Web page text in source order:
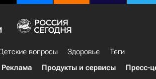
вопросы Здоровье
Теги
Реклама Продукты и сервисы Пресс-